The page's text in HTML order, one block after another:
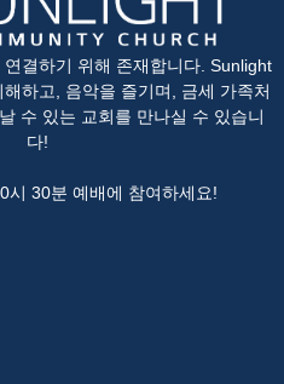
결하기 위해 존재합니다. Sunlight
하고, 음악을 즐기며, 금세 가족처
수 있는 교회를 만나실 수 있습니
다!
시 30분 예배에 참여하세요!